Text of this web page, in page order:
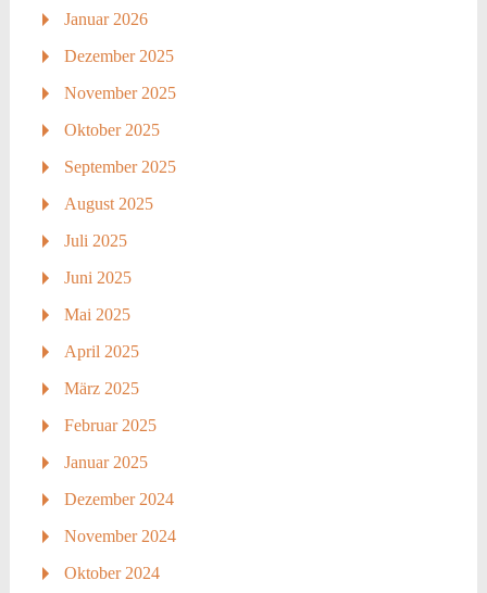
Januar 2026
Dezember 2025
November 2025
Oktober 2025
September 2025
August 2025
Juli 2025
Juni 2025
Mai 2025
April 2025
März 2025
Februar 2025
Januar 2025
Dezember 2024
November 2024
Oktober 2024